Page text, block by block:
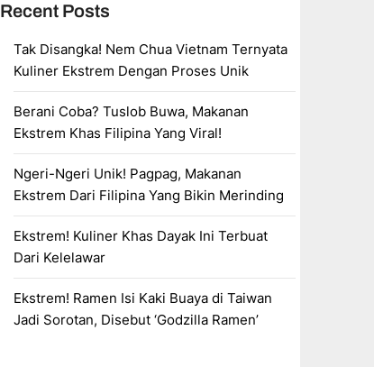
Recent Posts
Tak Disangka! Nem Chua Vietnam Ternyata
Kuliner Ekstrem Dengan Proses Unik
Berani Coba? Tuslob Buwa, Makanan
Ekstrem Khas Filipina Yang Viral!
Ngeri-Ngeri Unik! Pagpag, Makanan
Ekstrem Dari Filipina Yang Bikin Merinding
Ekstrem! Kuliner Khas Dayak Ini Terbuat
Dari Kelelawar
Ekstrem! Ramen Isi Kaki Buaya di Taiwan
Jadi Sorotan, Disebut ‘Godzilla Ramen’